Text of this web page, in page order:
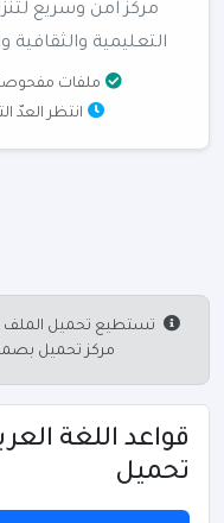
مركز امن وسريع
التعليمية والثقافية
ملفات مفحوصة
انتظر العدّ
تستطيع تحميل الملف
مركز تحميل
تحميل